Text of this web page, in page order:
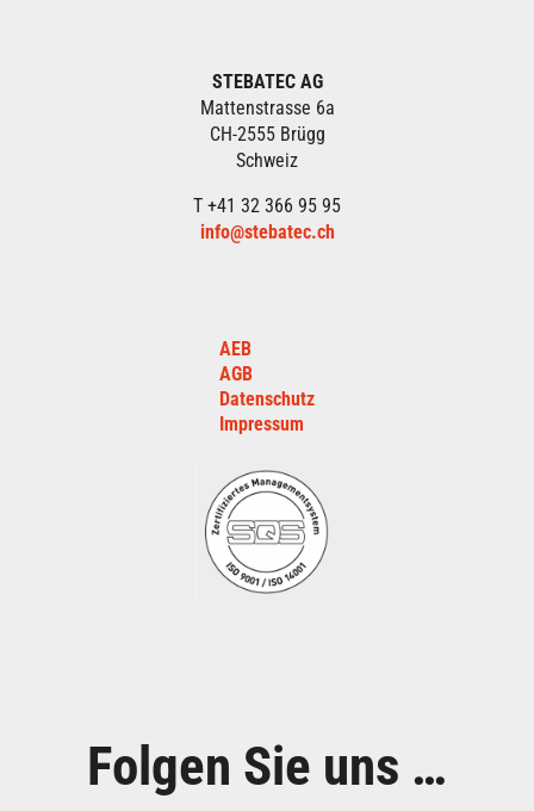
STEBATEC AG
Mattenstrasse 6a
CH-2555 Brügg
Schweiz
T +41 32 366 95 95
info@stebatec.ch
AEB
AGB
Datenschutz
Impressum
Folgen Sie uns …